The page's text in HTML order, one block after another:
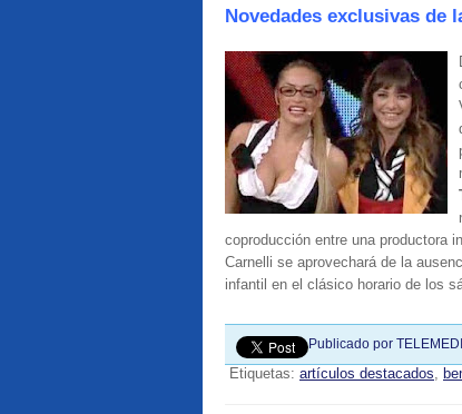
Novedades exclusivas de
coproducción entre una productora
Carnelli se aprovechará de la
infantil en el clásico horario de los
Publicado por
Etiquetas: artículos destacados,